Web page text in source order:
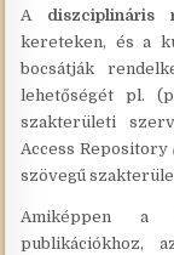
A diszciplináris
kereteken, és a
bocsátják
lehetőségét pl.
szakterületi
Access Repository
szövegű
Amiképpen a
publikációkhoz,